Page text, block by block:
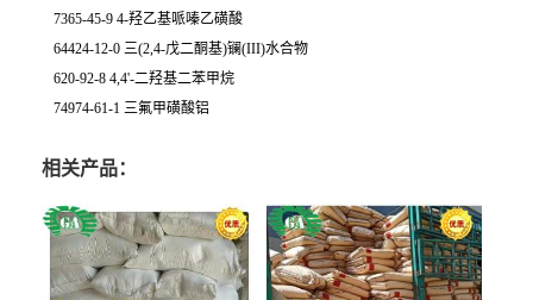
7365-45-9 4-羟乙基哌嗪乙磺酸
64424-12-0 三(2,4-戊二酮基)镧(III)水合物
620-92-8 4,4'-二羟基二苯甲烷
74974-61-1 三氟甲磺酸铝
相关产品：